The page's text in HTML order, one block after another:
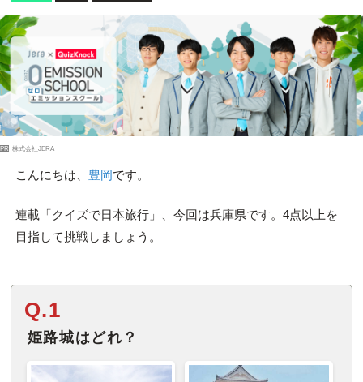
PR 株式会社JERA
こんにちは、 豊岡です。
連載「クイズで日本旅行」、今回は兵庫県です。4点以上を
目指して挑戦しましょう。
Q.1
姫路城はどれ？